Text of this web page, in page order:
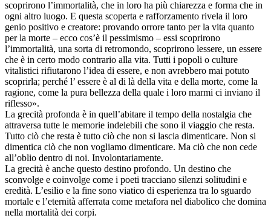
scoprirono l’immortalità, che in loro ha più chiarezza e forma che in
ogni altro luogo. E questa scoperta e rafforzamento rivela il loro
genio positivo e creatore: provando orrore tanto per la vita quanto
per la morte – ecco cos’è il pessimismo – essi scoprirono
l’immortalità, una sorta di retromondo, scoprirono lessere, un essere
che è in certo modo contrario alla vita. Tutti i popoli o culture
vitalistici rifiutarono l’idea di essere, e non avrebbero mai potuto
scoprirla; perché l’ essere è al di là della vita e della morte, come la
ragione, come la pura bellezza della quale i loro marmi ci inviano il
riflesso».
La grecità profonda è in quell’abitare il tempo della nostalgia che
attraversa tutte le memorie indelebili che sono il viaggio che resta.
Tutto ciò che resta è tutto ciò che non si lascia dimenticare. Non si
dimentica ciò che non vogliamo dimenticare. Ma ciò che non cede
all’oblio dentro di noi. Involontariamente.
La grecità è anche questo destino profondo. Un destino che
sconvolge e coinvolge come i poeti tracciano silenzi solitudini e
eredità. L’esilio e la fine sono viatico di esperienza tra lo sguardo
mortale e l’eternità afferrata come metafora nel diabolico che domina
nella mortalità dei corpi.